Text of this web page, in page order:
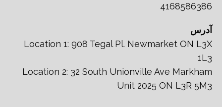
4168586386
آدرس
Location 1: 908 Tegal Pl. Newmarket ON L3X
1L3
Location 2: 32 South Unionville Ave Markham
Unit 2025 ON L3R 5M3